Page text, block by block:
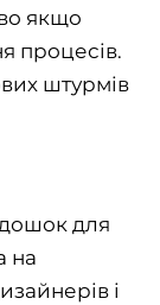
якщо
процесів.
штурмів
для
на
і